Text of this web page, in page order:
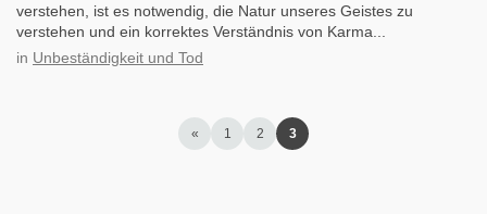
verstehen, ist es notwendig, die Natur unseres Geistes zu
verstehen und ein korrektes Verständnis von Karma...
in Unbeständigkeit und Tod
« 1 2 3